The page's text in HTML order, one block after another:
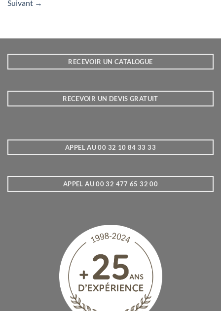
Suivant →
RECEVOIR UN CATALOGUE
RECEVOIR UN DEVIS GRATUIT
APPEL AU 00 32 10 84 33 33
APPEL AU 00 32 477 65 32 00